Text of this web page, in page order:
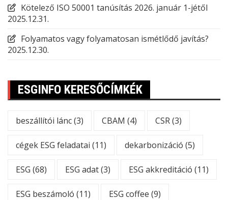
Kötelező ISO 50001 tanúsítás 2026. január 1-jétől
2025.12.31.
Folyamatos vagy folyamatosan ismétlődő javítás?
2025.12.30.
ESGINFO KERESŐCÍMKÉK
beszállítói lánc(3) CBAM (4) CSR(3)
cégek ESG feladatai (11) dekarbonizáció (5)
ESG (68) ESG adat(3) ESG akkreditáció (11)
ESG beszámoló (11) ESG coffee (9)